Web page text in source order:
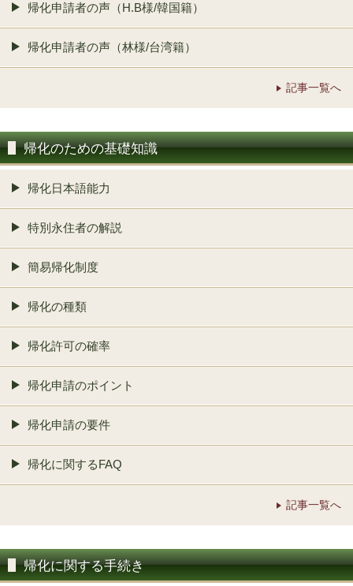
帰化申請者の声（H.B様/韓国籍）
帰化申請者の声（林様/台湾籍）
記事一覧へ
帰化のための基礎知識
帰化日本語能力
特別永住者の解説
簡易帰化制度
帰化の種類
帰化許可の確率
帰化申請のポイント
帰化申請の要件
帰化に関するFAQ
記事一覧へ
帰化に関する手続き